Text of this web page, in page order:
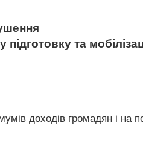
та
доходів громадян і на